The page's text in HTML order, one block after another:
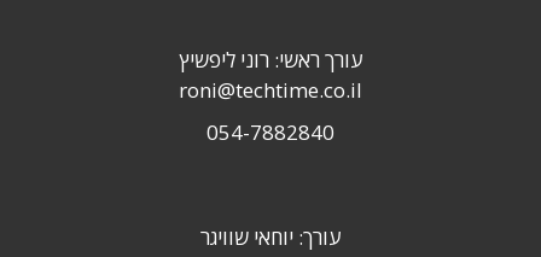
עורך ראשי: רוני ליפשיץ
roni@techtime.co.il
054-7882840
עורך: יוחאי שוויגר